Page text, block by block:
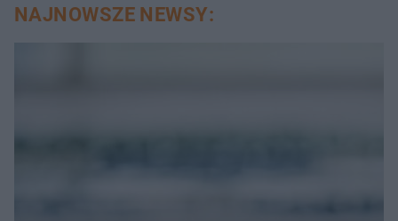
NAJNOWSZE NEWSY: